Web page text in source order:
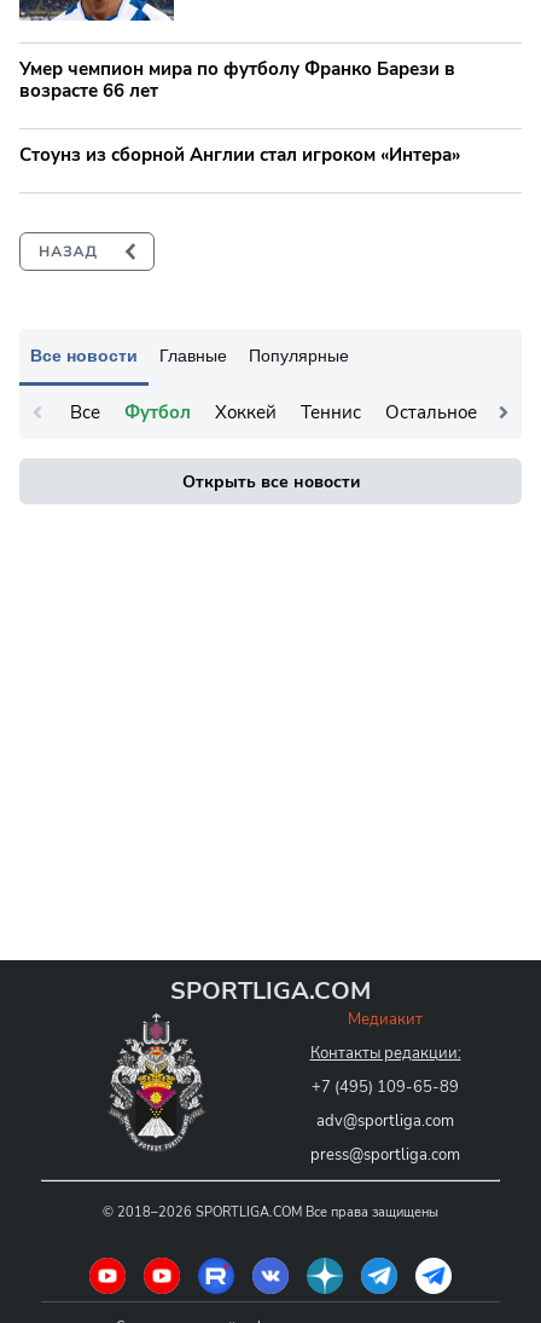
Все новости Главные Популярные
Все Футбол Хоккей Теннис Остальное
Открыть все новости
Умер чемпион мира по футболу Франко Барези в
возрасте 66 лет
Стоунз из сборной Англии стал игроком «Интера»
SPORTLIGA.COM
Медиакит
Контакты редакции:
+7 (495) 109-65-89
adv@sportliga.com
press@sportliga.com
© 2018–2026 SPORTLIGA.COM Все права защищены